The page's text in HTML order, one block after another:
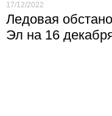
17/12/2022
Ледовая
Эл на 16